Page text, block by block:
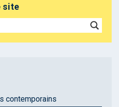
site
contemporains